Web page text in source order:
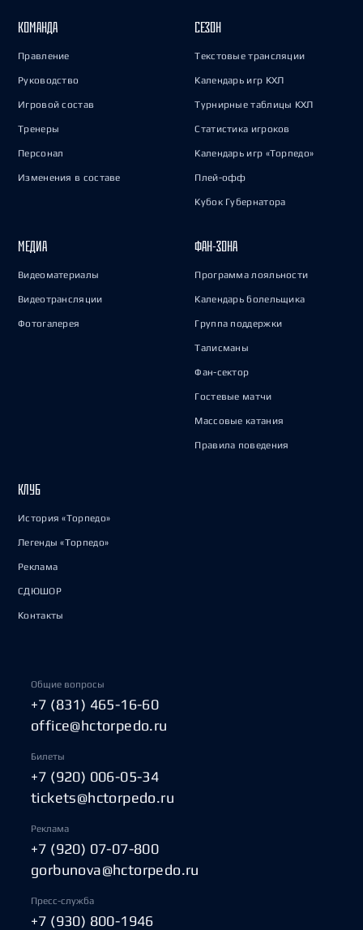
КОМАНДА
Правление
Руководство
Игровой состав
Тренеры
Персонал
Изменения в составе
СЕЗОН
Текстовые трансляции
Календарь игр КХЛ
Турнирные таблицы КХЛ
Статистика игроков
Календарь игр «Торпедо»
Плей-офф
Кубок Губернатора
МЕДИА
Видеоматериалы
Видеотрансляции
Фотогалерея
ФАН-ЗОНА
Программа лояльности
Календарь болельщика
Группа поддержки
Талисманы
Фан-сектор
Гостевые матчи
Массовые катания
Правила поведения
КЛУБ
История «Торпедо»
Легенды «Торпедо»
Реклама
СДЮШОР
Контакты
Общие вопросы
+7 (831) 465-16-60
office@hctorpedo.ru
Билеты
+7 (920) 006-05-34
tickets@hctorpedo.ru
Реклама
+7 (920) 07-07-800
gorbunova@hctorpedo.ru
Пресс-служба
+7 (930) 800-1946